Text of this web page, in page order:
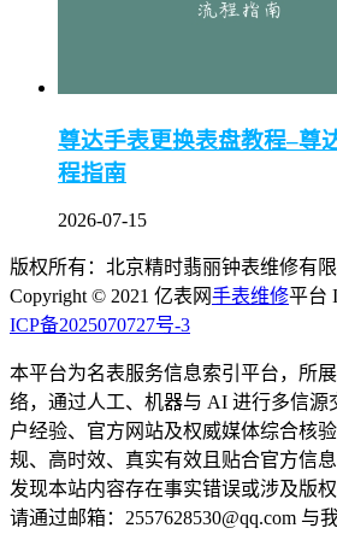
尊达手表更换表盘教程–尊
程指南
2026-07-15
版权所有：北京精时翡丽钟表维修有
Copyright © 2021 亿表网手表维修平台
ICP备2025070727号-3
本平台为名表服务信息索引平台，所
络，通过人工、机器与 AI 进行多信源
户经验、官方网站及权威媒体综合核
规、高时效、真实有效且贴合官方信
发现本站内容存在事实错误或涉及版
请通过邮箱：2557628530@qq.com 与